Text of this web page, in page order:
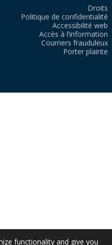
Droits
Politique de confidentialité
Accessibilité web
Accès à l’information
Courriers frauduleux
Porter plainte
functionality and give you